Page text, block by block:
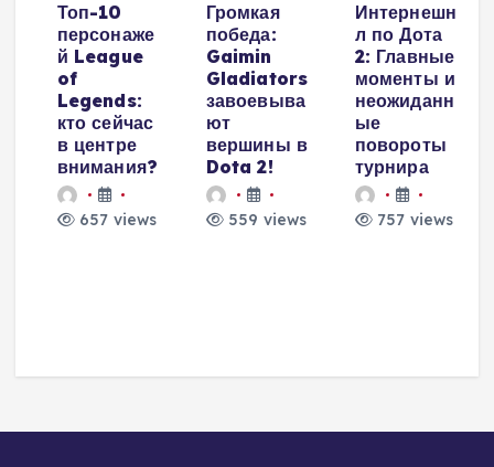
Топ-10
персонаже
й League
of
Legends:
кто сейчас
в центре
внимания?
657 views
Громкая
победа:
Gaimin
Gladiators
завоевыва
ют
вершины в
Dota 2!
559 views
Интернешн
л по Дота
2: Главные
моменты и
неожиданн
ые
повороты
турнира
757 views